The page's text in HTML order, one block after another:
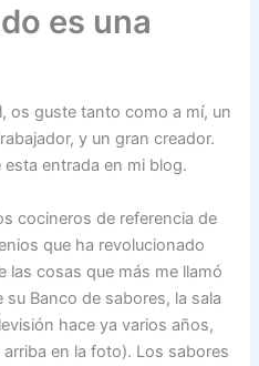
es una
os guste tanto como a mí, un
y un gran creador.
entrada en mi blog.
cocineros de referencia de
que ha revolucionado
las cosas que más me llamó
Banco de sabores, la sala
hace ya varios años,
en la foto). Los sabores